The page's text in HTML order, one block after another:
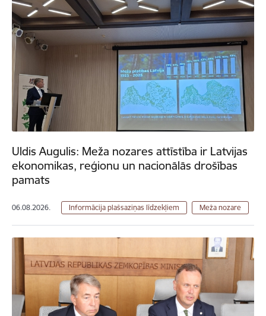
Uldis Augulis: Meža nozares attīstība ir Latvijas
ekonomikas, reģionu un nacionālās drošības
pamats
06.08.2026. Informācija plašsaziņas līdzekļiem Meža nozare